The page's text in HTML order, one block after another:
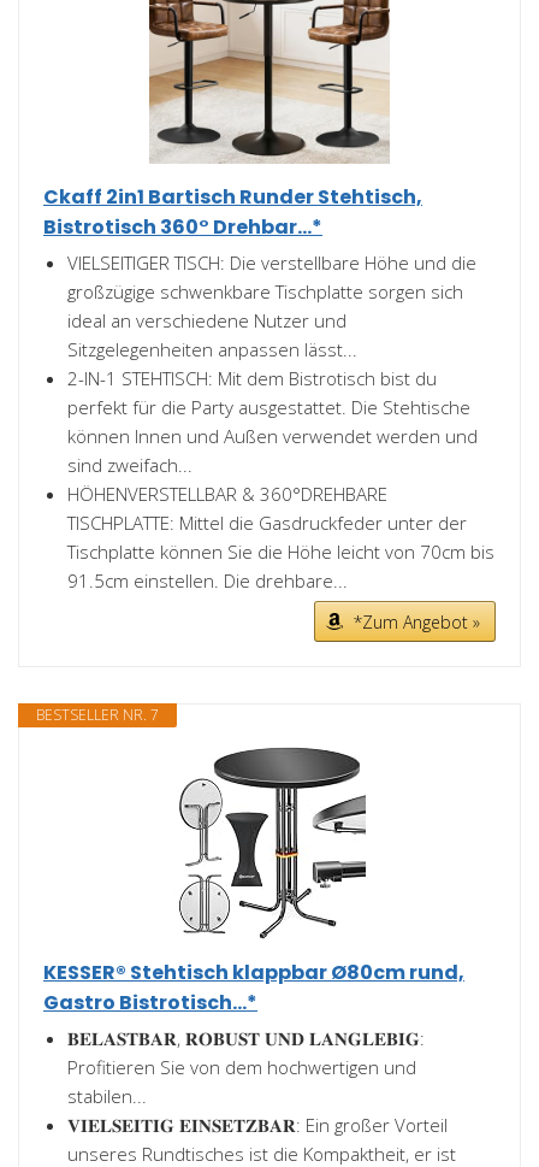
Ckaff 2in1 Bartisch Runder Stehtisch,
Bistrotisch 360° Drehbar...*
VIELSEITIGER TISCH: Die verstellbare Höhe und die
großzügige schwenkbare Tischplatte sorgen sich
ideal an verschiedene Nutzer und
Sitzgelegenheiten anpassen lässt...
2-IN-1 STEHTISCH: Mit dem Bistrotisch bist du
perfekt für die Party ausgestattet. Die Stehtische
können Innen und Außen verwendet werden und
sind zweifach...
HÖHENVERSTELLBAR & 360°DREHBARE
TISCHPLATTE: Mittel die Gasdruckfeder unter der
Tischplatte können Sie die Höhe leicht von 70cm bis
91.5cm einstellen. Die drehbare...
*Zum Angebot »
BESTSELLER NR. 7
KESSER® Stehtisch klappbar Ø80cm rund,
Gastro Bistrotisch...*
𝐁𝐄𝐋𝐀𝐒𝐓𝐁𝐀𝐑, 𝐑𝐎𝐁𝐔𝐒𝐓 𝐔𝐍𝐃 𝐋𝐀𝐍𝐆𝐋𝐄𝐁𝐈𝐆:
Profitieren Sie von dem hochwertigen und
stabilen...
𝐕𝐈𝐄𝐋𝐒𝐄𝐈𝐓𝐈𝐆 𝐄𝐈𝐍𝐒𝐄𝐓𝐙𝐁𝐀𝐑: Ein großer Vorteil
unseres Rundtisches ist die Kompaktheit, er ist